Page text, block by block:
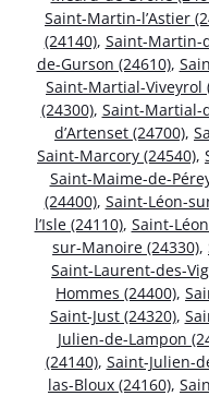
Saint-Martin-l’Astier
(24140), Saint-Martin-
de-Gurson (24610),
Saint-Martial-Viveyrol
(24300), Saint-Martial-
d’Artenset (24700),
Saint-Marcory (24540),
Saint-Maime-de-
(24400), Saint-Léon-
l’Isle (24110), Saint-
sur-Manoire (24330),
Saint-Laurent-des-
Hommes (24400),
Saint-Just (24320),
Julien-de-Lampon
(24140), Saint-Julien-
las-Bloux (24160),